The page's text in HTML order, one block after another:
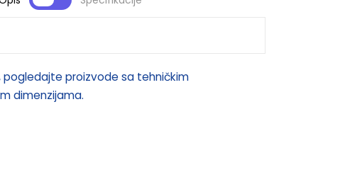
pogledajte proizvode sa tehničkim
dimenzijama.